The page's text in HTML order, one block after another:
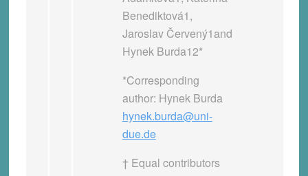
Benediktová1,
Jaroslav Červený1and
Hynek Burda12*
*Corresponding
author: Hynek Burda
hynek.burda@uni-
due.de
† Equal contributors